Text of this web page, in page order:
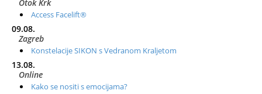
Otok Krk
Access Facelift®
09.08.
Zagreb
Konstelacije SIKON s Vedranom Kraljetom
13.08.
Online
Kako se nositi s emocijama?